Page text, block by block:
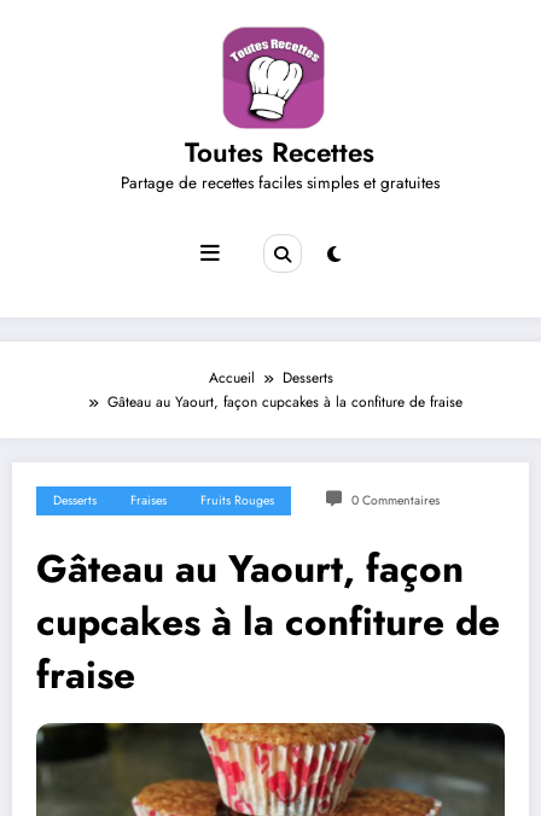
Toutes Recettes
Partage de recettes faciles simples et gratuites
Accueil
Desserts
Gâteau au Yaourt, façon cupcakes à la confiture de fraise
Desserts Fraises Fruits Rouges 0 Commentaires
Gâteau au Yaourt, façon
cupcakes à la confiture de
fraise